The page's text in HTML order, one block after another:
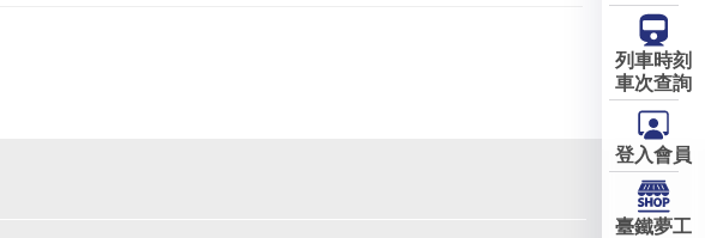
列車時刻
車次查詢
登入會員
臺鐵夢工